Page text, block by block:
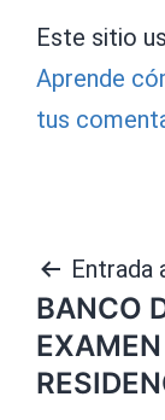
Este sitio
Aprende
tus
de
Entrada
BANCO